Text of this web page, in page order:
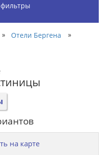
» Отели Бергена
»
на карте